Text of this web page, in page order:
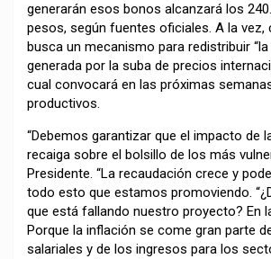
generarán esos bonos alcanzará los
pesos, según fuentes oficiales. A la vez,
busca un mecanismo para redistribuir “la
generada por la suba de precios
cual convocará en las próximas
productivos.
“Debemos garantizar que el impacto de
recaiga sobre el bolsillo de los más
Presidente. “La recaudación crece y
todo esto que estamos promoviendo.
que está fallando nuestro proyecto? En
Porque la inflación se come gran parte
salariales y de los ingresos para los